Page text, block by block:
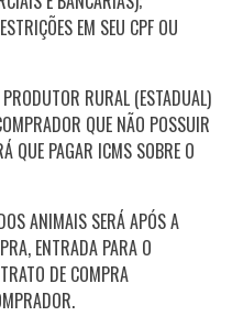
EM SEU CPF OU
RURAL (ESTADUAL)
QUE NÃO POSSUIR
QUE PAGAR ICMS SOBRE O
ANIMAIS SERÁ APÓS A
ENTRADA PARA O
DE COMPRA